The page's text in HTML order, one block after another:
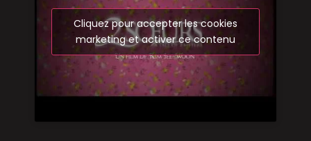
Cliquez pour accepter les cookies
marketing et activer ce contenu